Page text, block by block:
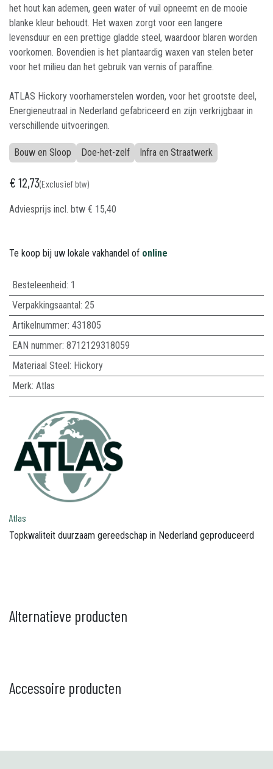
het hout kan ademen, geen water of vuil opneemt en de mooie
blanke kleur behoudt. Het waxen zorgt voor een langere
levensduur en een prettige gladde steel, waardoor blaren worden
voorkomen. Bovendien is het plantaardig waxen van stelen beter
voor het milieu dan het gebruik van vernis of paraffine.
ATLAS Hickory voorhamerstelen worden, voor het grootste deel,
Energieneutraal in Nederland gefabriceerd en zijn verkrijgbaar in
verschillende uitvoeringen.
Bouw en Sloop Doe-het-zelf Infra en Straatwerk
€12,73(Exclusief btw)
Adviesprijs incl. btw € 15,40
Te koop bij uw lokale vakhandel of online
Besteleenheid: 1
Verpakkingsaantal: 25
Artikelnummer: 431805
EAN nummer: 8712129318059
Materiaal Steel: Hickory
Merk: Atlas
Atlas
Topkwaliteit duurzaam gereedschap in Nederland geproduceerd
Alternatieve producten
Accessoire producten